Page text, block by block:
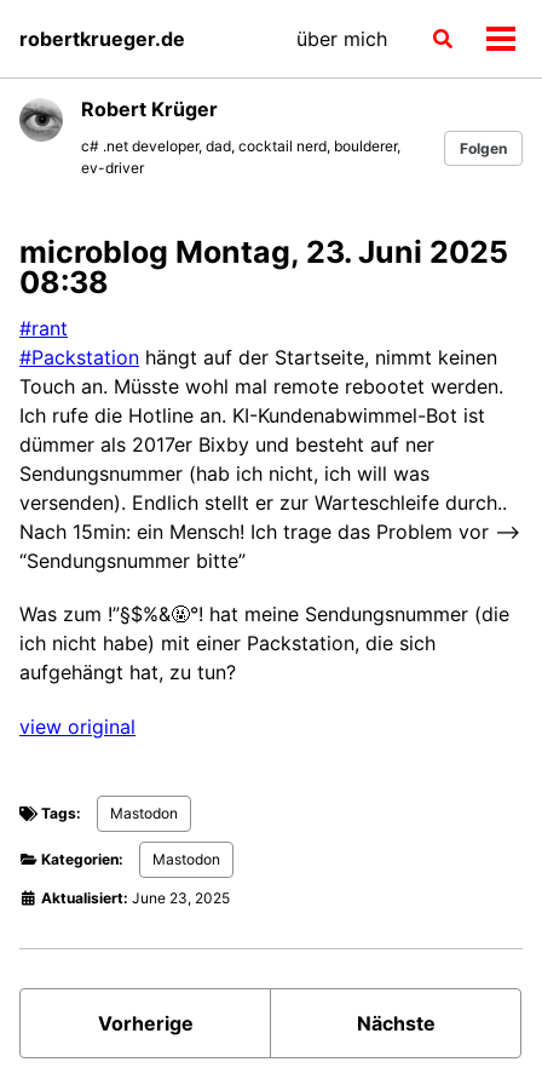
primary
navigation
content
footer
robertkrueger.de über mich
Toggle
Robert Krüger
c# .net developer, dad, cocktail nerd, boulderer,
ev-driver
Folgen
microblog Montag, 23. Juni 2025
08:38
#rant
#Packstation hängt auf der Startseite, nimmt keinen
Touch an. Müsste wohl mal remote rebootet werden.
Ich rufe die Hotline an. KI-Kundenabwimmel-Bot ist
dümmer als 2017er Bixby und besteht auf ner
Sendungsnummer (hab ich nicht, ich will was
versenden). Endlich stellt er zur Warteschleife durch..
Nach 15min: ein Mensch! Ich trage das Problem vor –>
“Sendungsnummer bitte”
Was zum !”§$%&🤬°! hat meine Sendungsnummer (die
ich nicht habe) mit einer Packstation, die sich
aufgehängt hat, zu tun?
view original
Tags: Mastodon
Kategorien: Mastodon
Aktualisiert: June 23, 2025
Vorherige Nächste